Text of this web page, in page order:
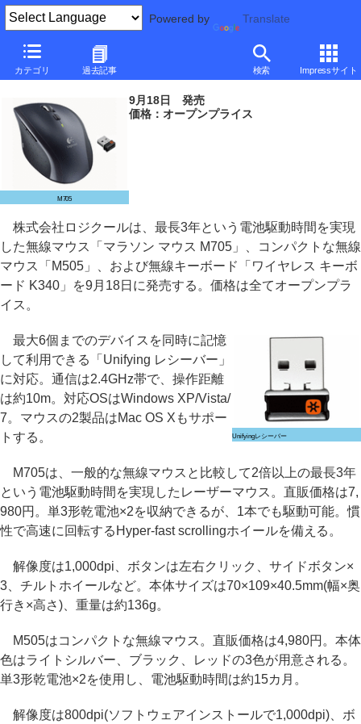
Powered by Translate
カテゴリ 過去記事 検索 Impressサイト
ロジクール、電池寿命最長3年の無線マウスなど
～Unifyingレシーバー対応、キーボードも
M705
9月18日 発売
価格：オープンプライス
株式会社ロジクールは、最長3年という電池駆動時間を実現
した無線マウス「マラソン マウス M705」、コンパクトな無線
マウス「M505」、および無線キーボード「ワイヤレス キーボ
ード K340」を9月18日に発売する。価格は全てオープンプラ
イス。
Unifyingレシーバー
最大6個までのデバイスを同時に記憶
して利用できる「Unifying レシーバー」
に対応。通信は2.4GHz帯で、操作距離
は約10m。対応OSはWindows XP/Vista/
7。マウスの2製品はMac OS Xもサポー
トする。
M705は、一般的な無線マウスと比較して2倍以上の最長3年
という電池駆動時間を実現したレーザーマウス。直販価格は7,
980円。単3形乾電池×2を収納できるが、1本でも駆動可能。慣
性で高速に回転するHyper-fast scrollingホイールを備える。
解像度は1,000dpi、ボタンは左右クリック、サイドボタン×
3、チルトホイールなど。本体サイズは70×109×40.5mm(幅×奥
行き×高さ)、重量は約136g。
M505はコンパクトな無線マウス。直販価格は4,980円。本体
色はライトシルバー、ブラック、レッドの3色が用意される。
単3形乾電池×2を使用し、電池駆動時間は約15カ月。
解像度は800dpi(ソフトウェアインストールで1,000dpi)、ボ